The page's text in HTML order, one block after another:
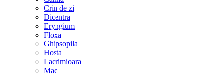
Crin de zi
Dicentra
Eryngium
Floxa
Ghipsopila
Hosta
Lacrimioara
Mac